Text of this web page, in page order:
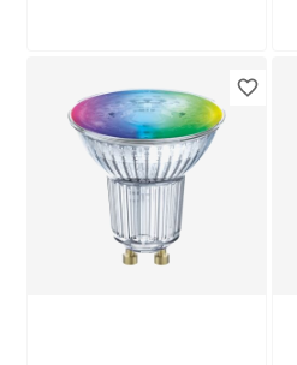
LED-Leuchtmittel
'SMART WiFi CLP'
dimmbar Tropfen
klar E14 4 W 470 lm
warmweiß
99€